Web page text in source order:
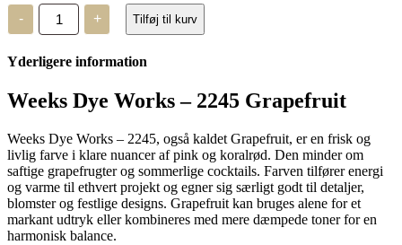
-
Weeks
Dye
Works
–
2245
+ Tilføj til kurv
Yderligere information
Weeks Dye Works – 2245 Grapefruit
Weeks Dye Works – 2245, også kaldet Grapefruit, er en frisk og
livlig farve i klare nuancer af pink og koralrød. Den minder om
saftige grapefrugter og sommerlige cocktails. Farven tilfører energi
og varme til ethvert projekt og egner sig særligt godt til detaljer,
blomster og festlige designs. Grapefruit kan bruges alene for et
markant udtryk eller kombineres med mere dæmpede toner for en
harmonisk balance.